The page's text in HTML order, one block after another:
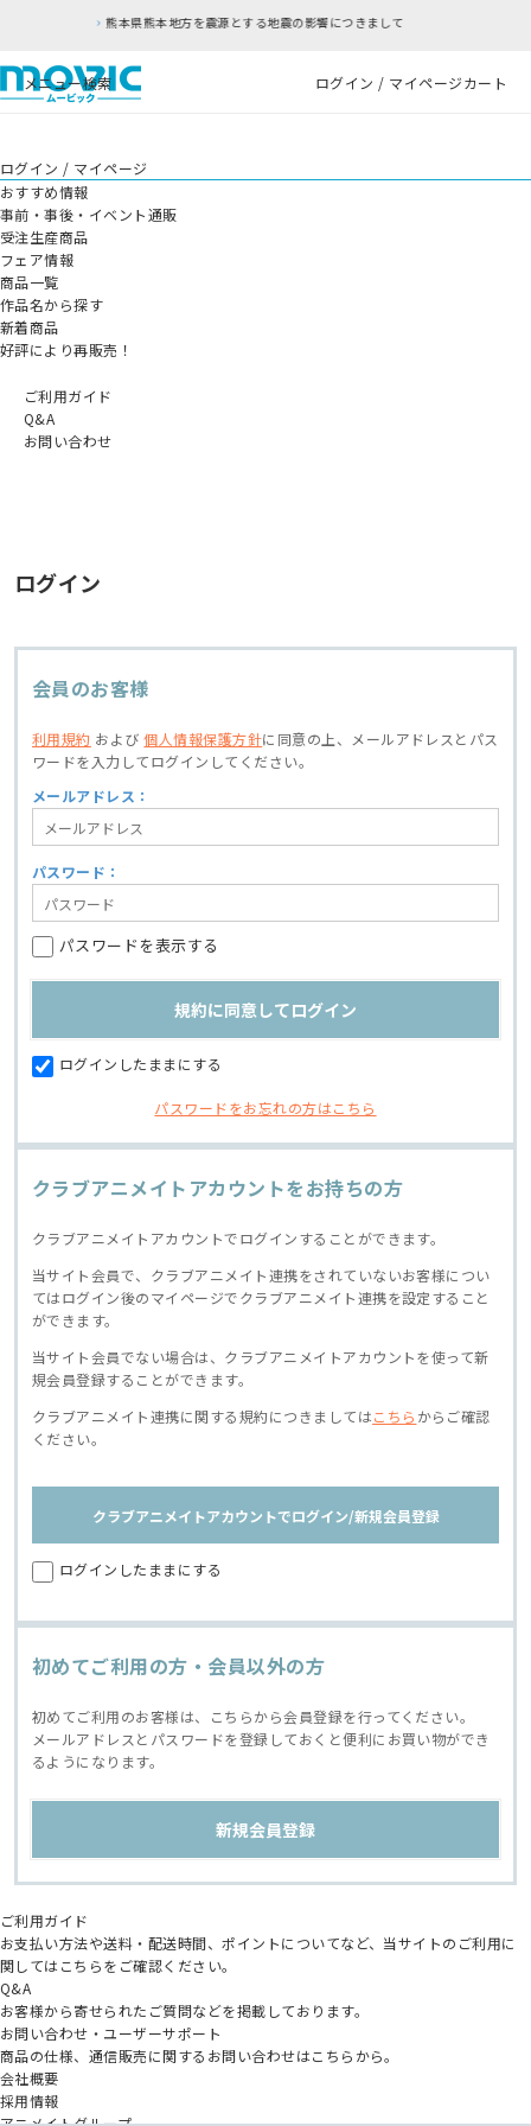
本県熊本地方を震源とする地震の影響につきまして
メニュー検索 ログイン / マイページカート
ログイン / マイページ
おすすめ情報
事前・事後・イベント通販
受注生産商品
フェア情報
商品一覧
作品名から探す
新着商品
好評により再販売！
ご利用ガイド
Q&A
お問い合わせ
ログイン
会員のお客様
利用規約 および個人情報保護方針に同意の上、
メールアドレスとパス
ワードを入力してログインしてください。
メールアドレス：
パスワード：
パスワードを表示する
ログインしたままにする
パスワードをお忘れの方はこちら
クラブアニメイトアカウントをお持ちの方
クラブアニメイトアカウントでログインすることができます。
当サイト会員で、クラブアニメイト連携をされていないお客様につい
てはログイン後のマイページでクラブアニメイト連携を設定すること
ができます。
当サイト会員でない場合は、クラブアニメイトアカウントを使って新
規会員登録することができます。
クラブアニメイト連携に関する規約につきましてはこちら からご確認
ください。
クラブアニメイトアカウントでログイン/新規会員登録
ログインしたままにする
初めてご利用の方・会員以外の方
初めてご利用のお客様は、こちらから会員登録を行ってください。
メールアドレスとパスワードを登録しておくと便利にお買い物ができ
るようになります。
ご利用ガイド
お支払い方法や送料・配送時間、ポイントについてなど、当サイトのご利用に
関してはこちらをご確認ください。
Q&A
お客様から寄せられたご質問などを掲載しております。
お問い合わせ・ユーザーサポート
商品の仕様、通信販売に関するお問い合わせはこちらから。
会社概要
採用情報